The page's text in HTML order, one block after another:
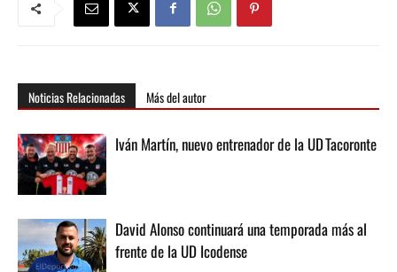
Noticias Relacionadas Más del autor
Iván Martín, nuevo entrenador de la UD Tacoronte
David Alonso continuará una temporada más al
frente de la UD Icodense